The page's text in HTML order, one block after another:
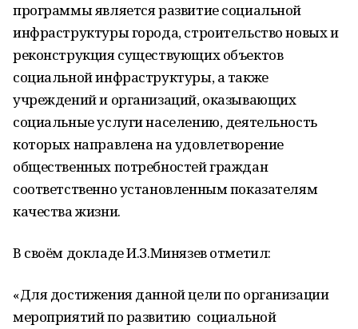
программы является развитие социальной
инфраструктуры города, строительство новых и
реконструкция существующих объектов
социальной инфраструктуры, а также
учреждений и организаций, оказывающих
социальные услуги населению, деятельность
которых направлена на удовлетворение
общественных потребностей граждан
соответственно установленным показателям
качества жизни.
В своём докладе И.З.Минязев отметил:
«Для достижения данной цели по организации
мероприятий по развитию социальной